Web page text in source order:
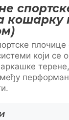
кошарку
плочице
који се